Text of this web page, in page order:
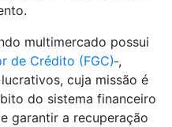
multimercado possui
de Crédito (FGC) ,
cuja missão é
do sistema financeiro
garantir a recuperação